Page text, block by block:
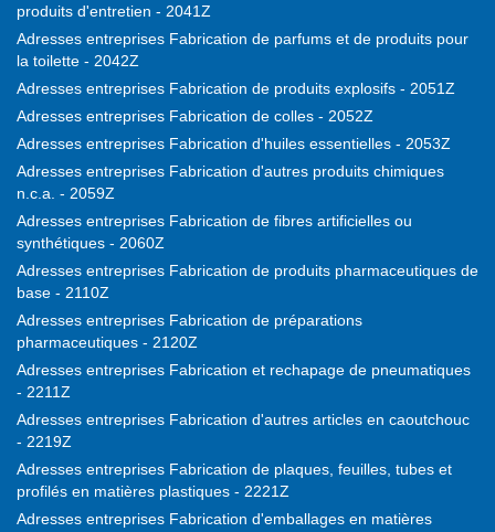
produits d'entretien - 2041Z
Adresses entreprises Fabrication de parfums et de produits pour
la toilette - 2042Z
Adresses entreprises Fabrication de produits explosifs - 2051Z
Adresses entreprises Fabrication de colles - 2052Z
Adresses entreprises Fabrication d'huiles essentielles - 2053Z
Adresses entreprises Fabrication d'autres produits chimiques
n.c.a. - 2059Z
Adresses entreprises Fabrication de fibres artificielles ou
synthétiques - 2060Z
Adresses entreprises Fabrication de produits pharmaceutiques de
base - 2110Z
Adresses entreprises Fabrication de préparations
pharmaceutiques - 2120Z
Adresses entreprises Fabrication et rechapage de pneumatiques
- 2211Z
Adresses entreprises Fabrication d'autres articles en caoutchouc
- 2219Z
Adresses entreprises Fabrication de plaques, feuilles, tubes et
profilés en matières plastiques - 2221Z
Adresses entreprises Fabrication d'emballages en matières